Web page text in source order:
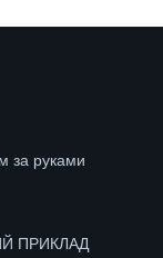
за руками
ПРИКЛАД